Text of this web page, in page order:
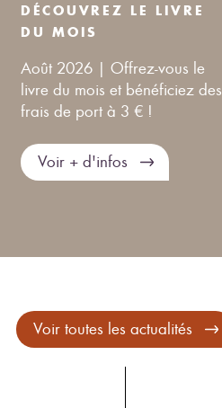
DÉCOUVREZ LE LIVRE
DU MOIS
Août 2026 | Offrez-vous le
livre du mois et bénéficiez des
frais de port à 3 € !
Voir + d'infos
Voir toutes les actualités